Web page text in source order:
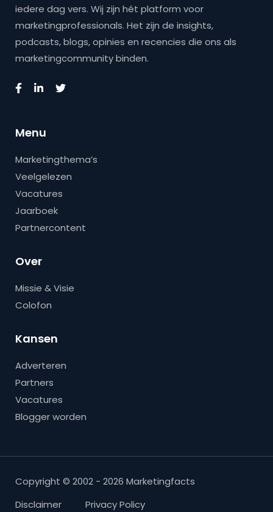
iedere dag vers. Wij zijn hét platform voor
marketingprofessionals. Het zijn de insights,
podcasts, blogs, opinies en recencies die ons als
marketingcommunity binden.
Menu
Marketingthema’s
Veelgelezen
Vacatures
Jaarboek
Partnercontent
Over
Missie & Visie
Colofon
Kansen
Adverteren
Partners
Vacatures
Blogger worden
Copyright © 2002 - 2026 Marketingfacts
Disclaimer
Privacy Policy